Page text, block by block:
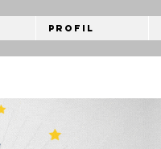
Profil